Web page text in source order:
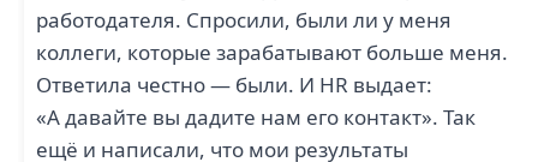
работодателя. Спросили, были ли у меня
коллеги, которые зарабатывают больше меня.
Ответила честно — были. И HR выдает:
«А давайте вы дадите нам его контакт». Так
ещё и написали, что мои результаты